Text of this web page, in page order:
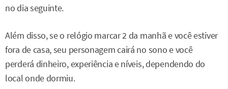
no dia seguinte.
Além disso, se o relógio marcar 2 da manhã e você estiver
fora de casa, seu personagem cairá no sono e você
perderá dinheiro, experiência e níveis, dependendo do
local onde dormiu.